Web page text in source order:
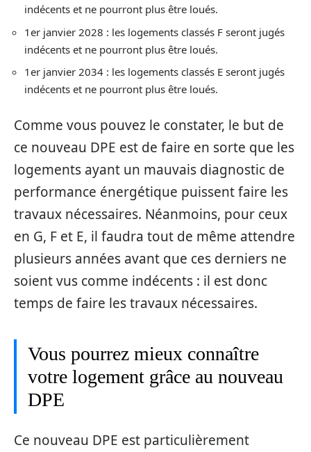
indécents et ne pourront plus être loués.
1er janvier 2028 : les logements classés F seront jugés
indécents et ne pourront plus être loués.
1er janvier 2034 : les logements classés E seront jugés
indécents et ne pourront plus être loués.
Comme vous pouvez le constater, le but de
ce nouveau DPE est de faire en sorte que les
logements ayant un mauvais diagnostic de
performance énergétique puissent faire les
travaux nécessaires. Néanmoins, pour ceux
en G, F et E, il faudra tout de même attendre
plusieurs années avant que ces derniers ne
soient vus comme indécents : il est donc
temps de faire les travaux nécessaires.
Vous pourrez mieux connaître
votre logement grâce au nouveau
DPE
Ce nouveau DPE est particulièrement